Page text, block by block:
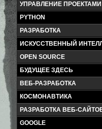
УПРАВЛЕНИЕ ПРОЕКТАМИ
PYTHON
РАЗРАБОТКА
ИСКУССТВЕННЫЙ
OPEN SOURCE
БУДУЩЕЕ ЗДЕСЬ
ВЕБ-РАЗРАБОТКА
КОСМОНАВТИКА
РАЗРАБОТКА ВЕБ-
GOOGLE